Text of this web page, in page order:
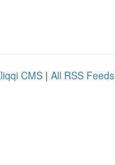
CMS | All RSS Feeds